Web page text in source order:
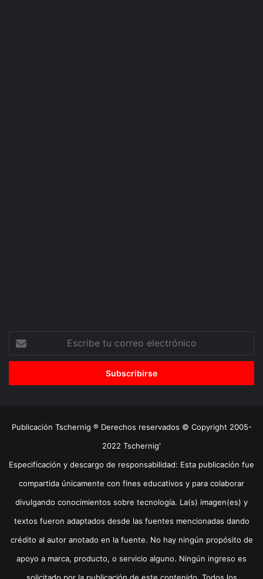
correo
Publicación Tschernig ® Derechos reservados © Copyright 2005-
2022 Tschernig'
Especificación y descargo de responsabilidad: Esta publicación fue
compartida únicamente con fines educativos y para colaborar
divulgando conocimientos sobre tecnología. La(s) imagen(es) y
textos fueron adaptados desde las fuentes mencionadas dando
crédito al autor anotado en la fuente. No hay ningún propósito de
apoyo a marca, producto, o servicio alguno. Ningún ingreso es